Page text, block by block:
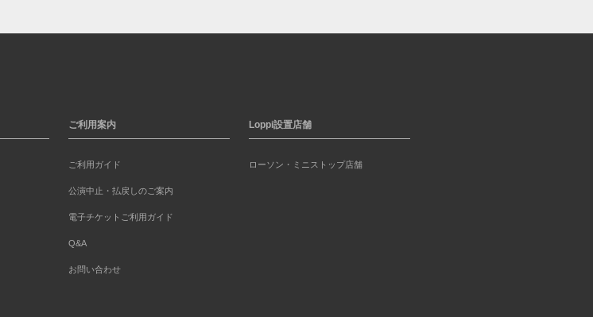
ご利用案内
ご利用ガイド
公演中止・払戻しのご案内
電子チケットご利用ガイド
Q&A
お問い合わせ
Loppi設置店舗
ローソン・ミニストップ店舗